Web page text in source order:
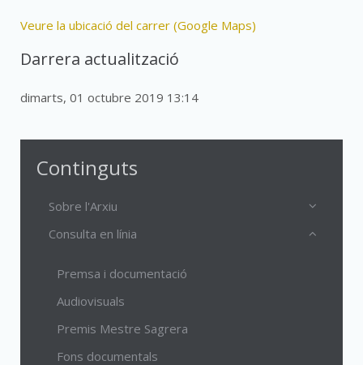
Veure la ubicació del carrer (Google Maps)
Darrera actualització
dimarts, 01 octubre 2019 13:14
Continguts
Sobre l'Arxiu
Consulta en línia
Premsa i documentació
Audiovisuals
Premis Mestre Sagrera
Fons documentals